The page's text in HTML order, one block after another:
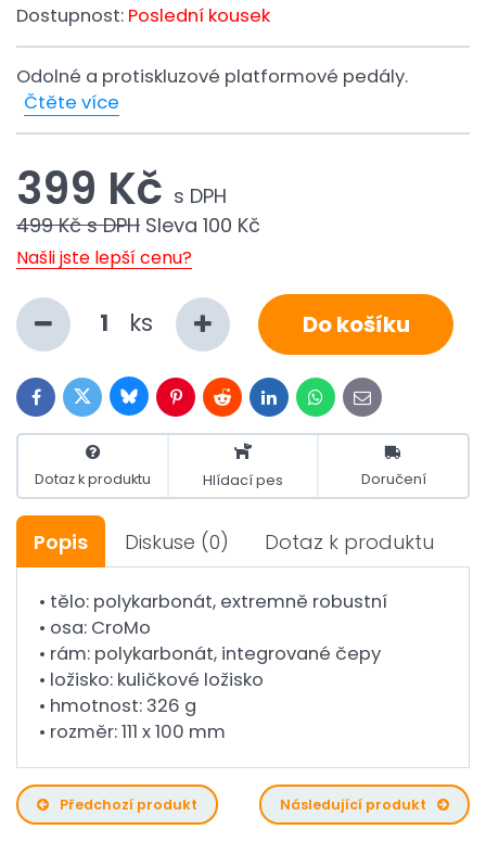
Dostupnost: Poslední kousek
Odolné a protiskluzové platformové pedály.
Čtěte více
399 Kč s DPH
499 Kč s DPH Sleva 100 Kč
Našli jste lepší cenu?
ks Do košíku
FacebookTwitterBlueskyPinterestRedditLinkedInWhatsApp
E-
mail
Dotaz k produktu Hlídací pes Doručení
Popis Diskuse (0) Dotaz k produktu
• tělo: polykarbonát, extremně robustní
• osa: CroMo
• rám: polykarbonát, integrované čepy
• ložisko: kuličkové ložisko
• hmotnost: 326 g
• rozměr: 111 x 100 mm
Předchozí produkt Následující produkt